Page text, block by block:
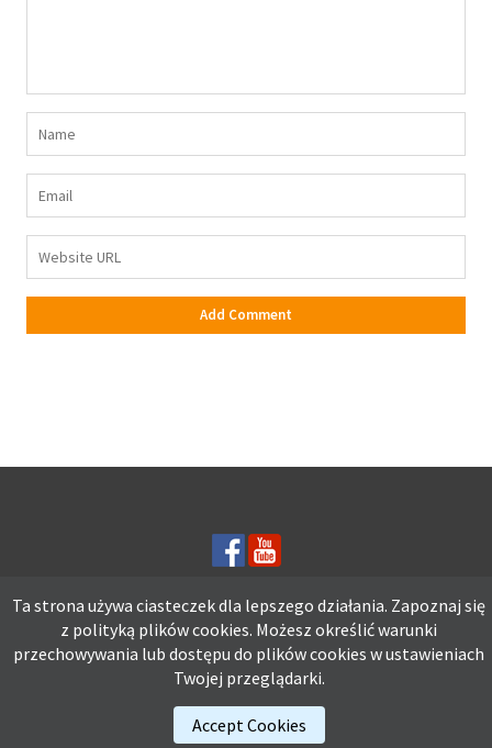
Ta strona używa ciasteczek dla lepszego działania. Zapoznaj się z
polityką plikówcookies.Możesz określić warunki przechowywania lub
dostępu do plików cookies w ustawieniach Twojej przeglądarki.
Ta strona używa ciasteczek dla lepszego działania. Zapoznaj się
z polityką plikówcookies. Możesz określić warunki
przechowywania lub dostępu do plików cookies w ustawieniach
Twojej przeglądarki.
Accept Cookies